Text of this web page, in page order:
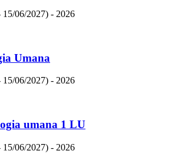
15/06/2027) - 2026
Umana
15/06/2027) - 2026
umana 1 LU
15/06/2027) - 2026